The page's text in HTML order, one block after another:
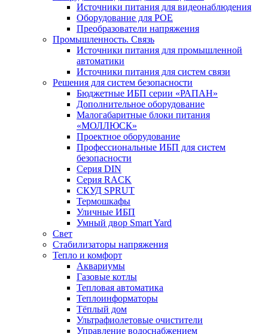
Источники питания для видеонаблюдения
Оборудование для POE
Преобразователи напряжения
Промышленность. Связь
Источники питания для промышленной
автоматики
Источники питания для систем связи
Решения для систем безопасности
Бюджетные ИБП серии «РАПАН»
Дополнительное оборудование
Малогабаритные блоки питания
«МОЛЛЮСК»
Проектное оборудование
Профессиональные ИБП для систем
безопасности
Серия DIN
Серия RACK
СКУД SPRUT
Термошкафы
Уличные ИБП
Умный двор Smart Yard
Свет
Стабилизаторы напряжения
Тепло и комфорт
Аквариумы
Газовые котлы
Тепловая автоматика
Теплоинформаторы
Тёплый дом
Ультрафиолетовые очистители
Управление водоснабжением